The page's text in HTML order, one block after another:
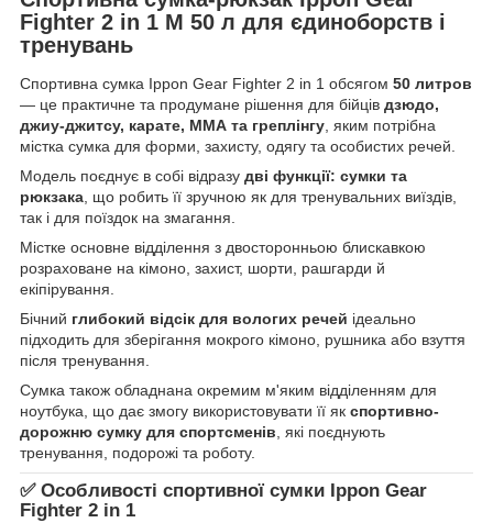
Fighter 2 in 1 M 50 л для єдиноборств і
тренувань
Спортивна сумка Ippon Gear Fighter 2 in 1 обсягом 50 литров
— це практичне та продумане рішення для бійців дзюдо,
джиу-джитсу, карате, ММА та греплінгу, яким потрібна
містка сумка для форми, захисту, одягу та особистих речей.
Модель поєднує в собі відразу дві функції: сумки та
рюкзака, що робить її зручною як для тренувальних виїздів,
так і для поїздок на змагання.
Містке основне відділення з двосторонньою блискавкою
розраховане на кімоно, захист, шорти, рашгарди й
екіпірування.
Бічний глибокий відсік для вологих речей ідеально
підходить для зберігання мокрого кімоно, рушника або взуття
після тренування.
Сумка також обладнана окремим м'яким відділенням для
ноутбука, що дає змогу використовувати її як спортивно-
дорожню сумку для спортсменів, які поєднують
тренування, подорожі та роботу.
✅ Особливості спортивної сумки Ippon Gear
Fighter 2 in 1